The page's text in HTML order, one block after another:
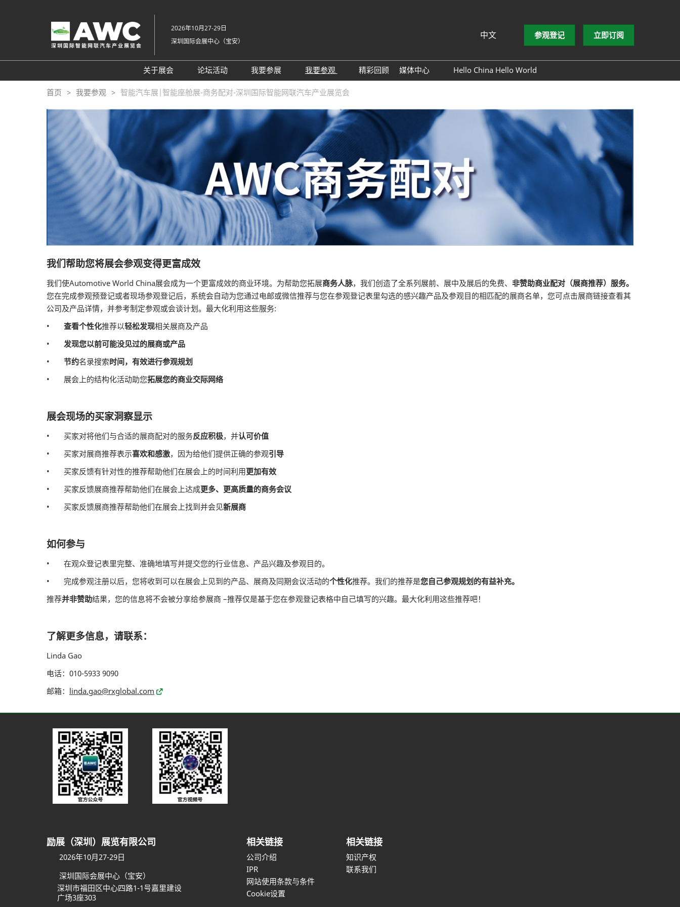
跳
转
容
2026年10月27-29日
深圳国际会展中心（宝安）
中文
English
Tiếng Việt
Bahasa Indonesia
参观登记 立即订阅
关于展会
组织架构
展会概览
展品范围
展馆平面图
交通住宿
常见问题解答（Q & A）
论坛活动
2025同期会议活动
2024精彩回顾
往届回顾
我要参展
AWC参展申请
2026亮点展区
2025亮点展区
观众范围
走进主机厂
展商增值服务CMO
励展通
我要参观
参观预登记
为何参观
组团参观
特邀买家
商务配对
观众增值服务
展商名录
RX Connect 励展通
精彩回顾
媒体中心
展商新闻
行业新闻
合作媒体
Hello China Hello World
首页 我要参观 智能汽车展|智能座舱展-商务配对-深圳国际智能网联汽车产业展览会
我们帮助您将展会参观变得更富成效
我们使Automotive World China展会成为一个更富成效的商业环境。为帮助您拓展商务人脉，我们创造了全系列展前、展中及展后的免费、 非赞助商业配对（展商推荐）服务。
您在完成参观预登记或者现场参观登记后，系统会自动为您通过电邮或微信推荐与您在参观登记表里勾选的感兴趣产品及参观目的相匹配的展商名单，您可点击展商链接查看其
公司及产品详情，并参考制定参观或会谈计划。最大化利用这些服务:
• 查看个性化推荐以轻松发现相关展商及产品
• 发现您以前可能没见过的展商或产品
• 节约名录搜索时间，有效进行参观规划
• 展会上的结构化活动助您拓展您的商业交际网络
展会现场的买家洞察显示
• 买家对将他们与合适的展商配对的服务反应积极，并认可价值
• 买家对展商推荐表示喜欢和感激，因为给他们提供正确的参观引导
• 买家反馈有针对性的推荐帮助他们在展会上的时间利用更加有效
• 买家反馈展商推荐帮助他们在展会上达成更多、更高质量的商务会议
• 买家反馈展商推荐帮助他们在展会上找到并会见新展商
如何参与
• 在观众登记表里完整、准确地填写并提交您的行业信息、产品兴趣及参观目的。
• 完成参观注册以后，您将收到可以在展会上见到的产品、展商及同期会议活动的个性化推荐。我们的推荐是您自己参观规划的有益补充。
推荐并非赞助结果，您的信息将不会被分享给参展商 –推荐仅是基于您在参观登记表格中自己填写的兴趣。最大化利用这些推荐吧！
了解更多信息，请联系：
Linda Gao
电话：010-5933 9090
邮箱： linda.gao@rxglobal.com
励展（深圳）展览有限公司
2026年10月27-29日
深圳国际会展中心（宝安）
深圳市福田区中心四路1-1号嘉里建设
广场3座303
相关链接
公司介绍
IPR
网站使用条款与条件
Cookie设置
相关链接
知识产权
联系我们